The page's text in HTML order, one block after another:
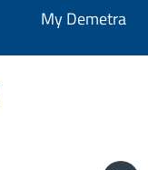
My Demetra